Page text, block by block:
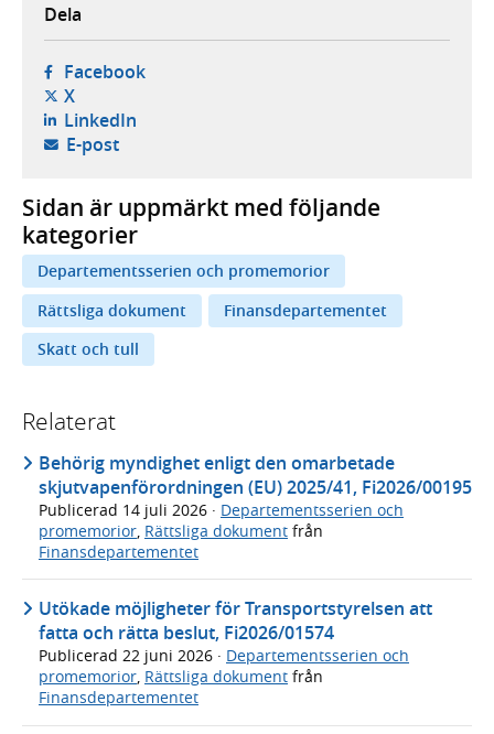
Dela
Facebook- öppnas i ny flik, extern webbplats,
X- öppnas i ny flik, extern webbplats,
LinkedIn- öppnas i ny flik, extern webbplats,
E-post- öppnar din e-postklient,
Sidan är uppmärkt med följande
kategorier
Departementsserien och promemorior
Rättsliga dokument
Finansdepartementet
Skatt och tull
Relaterat
Behörig myndighet enligt den omarbetade
skjutvapenförordningen (EU) 2025/41, Fi2026/00195
Publicerad 14 juli 2026 · Departementsserien och
promemorior Rättsliga dokument från
Finansdepartementet
Utökade möjligheter för Transportstyrelsen att
fatta och rätta beslut, Fi2026/01574
Publicerad 22 juni 2026 · Departementsserien och
promemorior, Rättsliga dokument från
Finansdepartementet